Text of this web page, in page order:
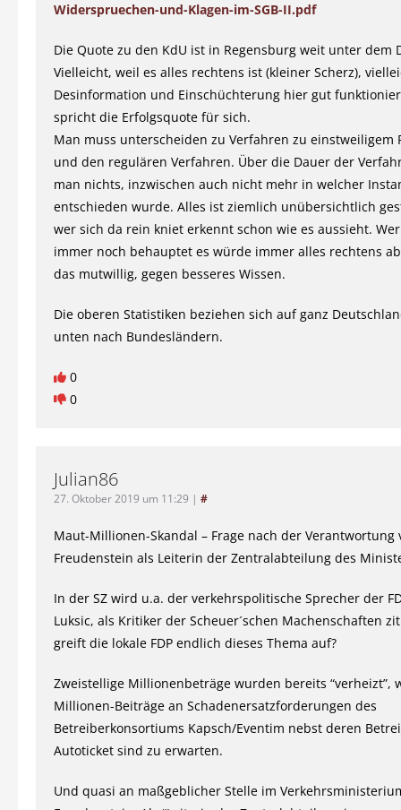
Widerspruechen-und-Klagen-im-SGB-II.pdf
Die Quote zu den KdU ist in Regensburg weit unter dem
Vielleicht, weil es alles rechtens ist (kleiner Scherz),
Desinformation und Einschüchterung hier gut
spricht die Erfolgsquote für sich.
Man muss unterscheiden zu Verfahren zu einstweiligem
und den regulären Verfahren. Über die Dauer der
man nichts, inzwischen auch nicht mehr in welcher
entschieden wurde. Alles ist ziemlich unübersichtlich
wer sich da rein kniet erkennt schon wie es aussieht.
immer noch behauptet es würde immer alles rechtens
das mutwillig, gegen besseres Wissen.
Die oberen Statistiken beziehen sich auf ganz
unten nach Bundesländern.
0
0
Julian86
27. Oktober 2019 um 11:29 | #
Maut-Millionen-Skandal – Frage nach der Verantwortung
Freudenstein als Leiterin der Zentralabteilung des
In der SZ wird u.a. der verkehrspolitische Sprecher der
Luksic, als Kritiker der Scheuer´schen Machenschaften
greift die lokale FDP endlich dieses Thema auf?
Zweistellige Millionenbeträge wurden bereits “verheizt”,
Millionen-Beiträge an Schadenersatzforderungen des
Betreiberkonsortiums Kapsch/Eventim nebst deren
Autoticket sind zu erwarten.
Und quasi an maßgeblicher Stelle im